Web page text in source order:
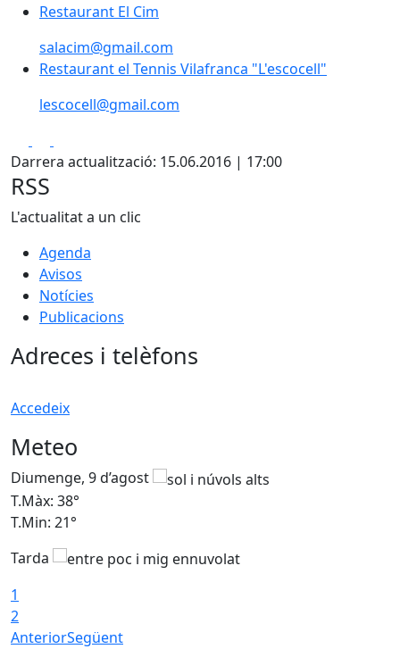
Restaurant El Cim
Restaurant El Cim
salacim@gmail.com
Restaurant el Tennis Vilafranca "L'escocell"
Restaurant el Tennis Vilafranca "L'escocell"
lescocell@gmail.com
Darrera actualització: 15.06.2016 | 17:00
RSS
L'actualitat a un clic
Agenda
Avisos
Notícies
Publicacions
Adreces i telèfons
Accedeix
Meteo
Diumenge, 9 d’agost
T.Màx: 38°
T.Min: 21°
Tarda
1
2
AnteriorSegüent